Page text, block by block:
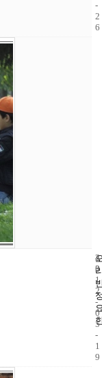
-
2
6
4
3
2
0
1
2
-
0
5
-
1
9